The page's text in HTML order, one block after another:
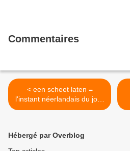
Commentaires
< een scheet laten =
l'instant néerlandais du jour
(2023_01_20)
Hébergé par Overblog